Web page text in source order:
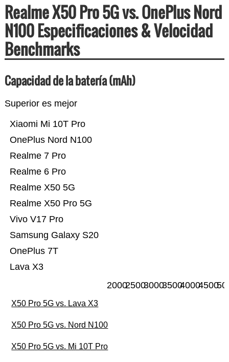
Realme X50 Pro 5G vs. OnePlus Nord
N100 Especificaciones & Velocidad
Benchmarks
Capacidad de la batería (mAh)
Superior es mejor
Lava X3
OnePlus 7T
Samsung Galaxy S20
Vivo V17 Pro
Realme X50 Pro 5G
Realme X50 5G
Realme 6 Pro
Realme 7 Pro
OnePlus Nord N100
Xiaomi Mi 10T Pro
200025003000350040004500
X50 Pro 5G vs. Lava X3
X50 Pro 5G vs. Nord N100
X50 Pro 5G vs. Mi 10T Pro